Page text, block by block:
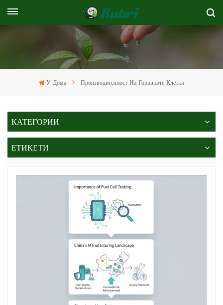
У Дома Производителност На Горивните Клетки
КАТЕГОРИИ
ЕТИКЕТИ